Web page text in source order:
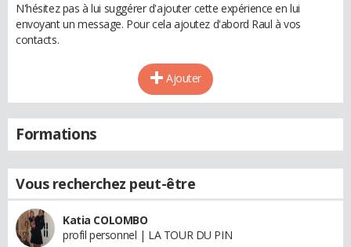
N'hésitez pas à lui suggérer d'ajouter cette expérience en lui
envoyant un message. Pour cela ajoutez d'abord Raul à vos
contacts.
Ajouter
Formations
Vous recherchez peut-être
Katia COLOMBO
profil personnel | LA TOUR DU PIN